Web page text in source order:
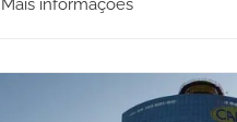
Mais informações